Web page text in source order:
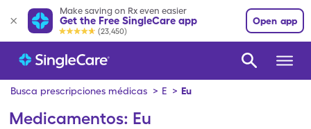
Make saving on Rx even easier
Get the Free SingleCare app
(23,450)
Open app
Busca prescripciones médicas > E > Eu
Medicamentos: Eu